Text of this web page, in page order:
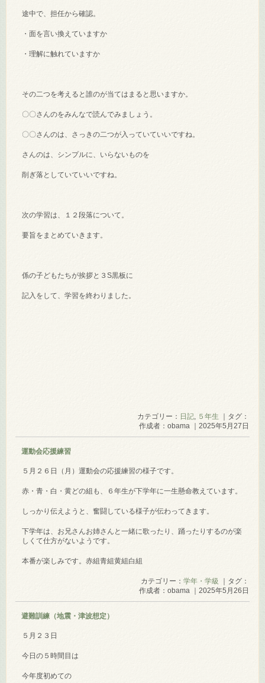
途中で、担任から確認。
・面を言い換えていますか
・理解に触れていますか
その二つを考えると誰のが当てはまると思いますか。
〇〇さんのをみんなで読んでみましょう。
〇〇さんのは、さっきの二つが入っていていいですね。
さんのは、シンプルに、いらないものを
削ぎ落としていていいですね。
次の学習は、１２段落について。
要旨をまとめていきます。
係の子どもたちが挨拶と３S黒板に
記入をして、学習を終わりました。
カテゴリー： 日記, ５年生 ｜タグ：
作成者：obama ｜2025年5月27日
運動会応援練習
５月２６日（月）運動会の応援練習の様子です。
赤・青・白・黄どの組も、６年生が下学年に一生懸命教えています。
しっかり伝えようと、奮闘している様子が伝わってきます。
下学年は、お兄さんお姉さんと一緒に歌ったり、踊ったりするのが楽
しくて仕方がないようです。
本番が楽しみです。赤組青組黄組 白組
カテゴリー： 学年・学級
｜タグ：
作成者：obama ｜2025年5月26日
避難訓練（地震・津波想定）
５月２３日
今日の５時間目は
今年度初めての